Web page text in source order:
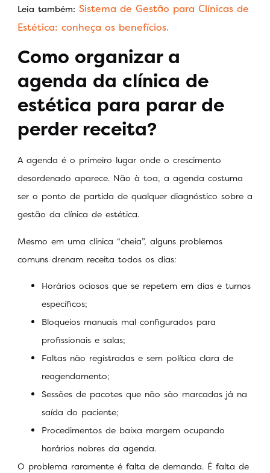
Leia também: Sistema de Gestão para Clínicas de
Estética: conheça os benefícios.
Como organizar a
agenda da clínica de
estética para parar de
perder receita?
A agenda é o primeiro lugar onde o crescimento
desordenado aparece. Não à toa, a agenda costuma
ser o ponto de partida de qualquer diagnóstico sobre a
gestão da clínica de estética.
Mesmo em uma clínica “cheia”, alguns problemas
comuns drenam receita todos os dias:
Horários ociosos que se repetem em dias e turnos
específicos;
Bloqueios manuais mal configurados para
profissionais e salas;
Faltas não registradas e sem política clara de
reagendamento;
Sessões de pacotes que não são marcadas já na
saída do paciente;
Procedimentos de baixa margem ocupando
horários nobres da agenda.
O problema raramente é falta de demanda. É falta de